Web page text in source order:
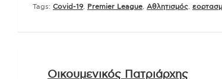
Tags: Covid-19, Premier League Αθλητισμός
Οικουμενικός Πατριάρχης